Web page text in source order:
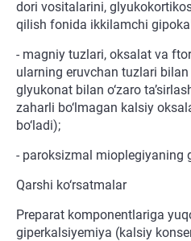
dori vositalarini,
qilish fonida ikkilamchi
- magniy tuzlari, oksalat va
ularning eruvchan tuzlari
glyukonat bilan o‘zaro
zaharli bo‘lmagan kalsiy
bo‘ladi);
- paroksizmal mioplegiyaning
Qarshi ko‘rsatmalar
Preparat komponentlariga
giperkalsiyemiya (kalsiy